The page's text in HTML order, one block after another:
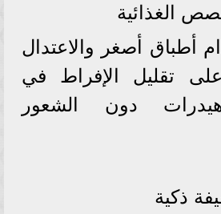
الغذائية
أطباق أصغر والاعتدال
تقليل الإفراط في
دون الشعور
ذكية